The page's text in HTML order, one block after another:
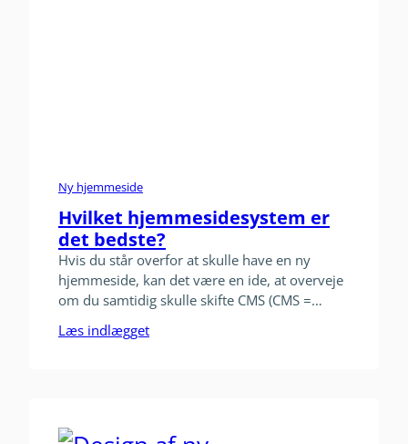
Ny hjemmeside
Hvilket hjemmesidesystem er
det bedste?
Hvis du står overfor at skulle have en ny
hjemmeside, kan det være en ide, at overveje
om du samtidig skulle skifte CMS (CMS =
content management system. Det kalder man
de systemer man bruger til at lave
Læs indlægget